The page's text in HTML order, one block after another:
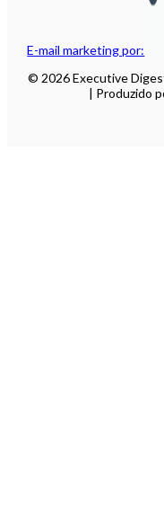
E-mail marketing por:
© 2026 Executive
| Produzido